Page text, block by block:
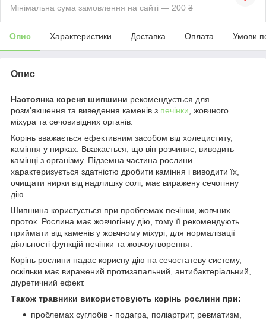
Мінімальна сума замовлення на сайті — 200 ₴
Опис Характеристики Доставка Оплата Умови
Опис
Настоянка кореня шипшини рекомендується для
розм'якшення та виведення каменів з печінки , жовчного
міхура та сечовивідних органів.
Корінь вважається ефективним засобом від холециститу,
каміння у нирках. Вважається, що він розчиняє, виводить
камінці з організму. Підземна частина рослини
характеризується здатністю дробити каміння і виводити їх,
очищати нирки від надлишку солі, має виражену сечогінну
дію.
Шипшина користується при проблемах печінки, жовчних
проток. Рослина має жовчогінну дію, тому її рекомендують
приймати від каменів у жовчному міхурі, для нормалізації
діяльності функцій печінки та жовчоутворення.
Корінь рослини надає корисну дію на сечостатеву систему,
оскільки має виражений протизапальний, антибактеріальний,
діуретичний ефект.
Також травники використовують корінь рослини при:
проблемах суглобів - подагра, поліартрит, ревматизм,